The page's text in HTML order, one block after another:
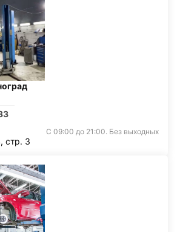
С 09:00 до 21:00. Без выходных
стр. 3